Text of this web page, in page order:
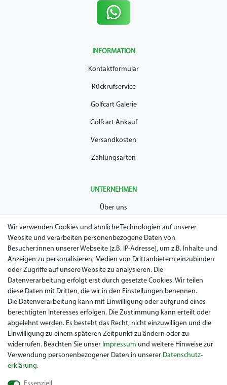
INFORMATION
Kontaktformular
Rückrufservice
Golfcart Galerie
Golfcart Ankauf
Versandkosten
Zahlungsarten
UNTERNEHMEN
Über uns
AGB
Datenschutz
Impressum
Widerrufsrecht
Garantie / Gewährleistung
Sie suchen ein gebrauchtes Golf Car? Maiers Golfcarts ist Ihr
Wir verwenden Cookies und ähnliche Technologien auf unserer
Website und verarbeiten personenbezogene Daten von
Besucher:innen unserer Webseite (z.B. IP-Adresse), um z.B. Inhalte und
Anzeigen zu personalisieren, Medien von Drittanbietern einzubinden
oder Zugriffe auf unsere Website zu analysieren. Die
Datenverarbeitung erfolgt erst durch gesetzte Cookies. Wir teilen
diese Daten mit Dritten, die wir in den Einstellungen benennen.
Die Datenverarbeitung kann mit Einwilligung oder aufgrund eines
berechtigten Interesses erfolgen. Die Zustimmung kann erteilt oder
abgelehnt werden. Es besteht das Recht, nicht einzuwilligen und die
Einwilligung zu einem späteren Zeitpunkt zu ändern oder zu
widerrufen. Beachten Sie unser Impressum und weitere Hinweise zur
Verwendung personenbezogener Daten in unserer Daten­schutz­
erklärung.